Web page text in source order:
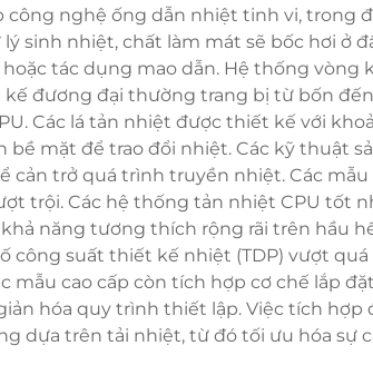
công nghệ ống dẫn nhiệt tinh vi, trong
lý sinh nhiệt, chất làm mát sẽ bốc hơi ở
hoặc tác dụng mao dẫn. Hệ thống
kế đương đại thường trang bị từ bốn
Các lá tản nhiệt được thiết kế với
bề mặt để trao đổi nhiệt. Các kỹ thuật
cản trở quá trình truyền nhiệt. Các
trội. Các hệ thống tản nhiệt CPU tốt
năng tương thích rộng rãi trên hầu
công suất thiết kế nhiệt (TDP) vượt
mẫu cao cấp còn tích hợp cơ chế lắp
hóa quy trình thiết lập. Việc tích
dựa trên tải nhiệt, từ đó tối ưu hóa sự